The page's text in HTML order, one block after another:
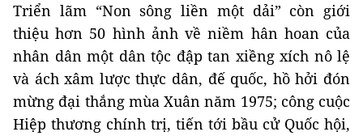
Triển lãm “Non sông liền một dải” còn giới
thiệu hơn 50 hình ảnh về niềm hân hoan của
nhân dân một dân tộc đập tan xiềng xích nô lệ
và ách xâm lược thực dân, đế quốc, hồ hởi đón
mừng đại thắng mùa Xuân năm 1975; công cuộc
Hiệp thương chính trị, tiến tới bầu cử Quốc hội,